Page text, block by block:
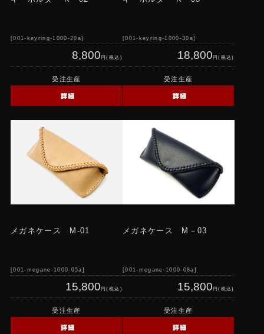
001-keyring-1000-20a
8,800円(税込)
受注生産
詳細
001-keyring-1000-30a
18,800円(税込)
受注生産
詳細
メガネケース M-01
001-megane-1000-05a
15,800円(税込)
受注生産
詳細
メガネケース M－03
001-megane-1000-08a
15,800円(税込)
受注生産
詳細